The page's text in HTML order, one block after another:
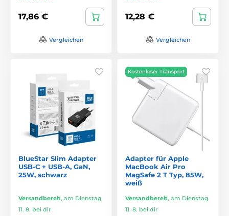
17,86 €
Vergleichen
12,28 €
Vergleichen
BlueStar Slim Adapter
USB-C + USB-A, GaN,
25W, schwarz
Versandbereit, am Dienstag
11. 8. bei dir
Kostenloser Transport
Adapter für Apple
MacBook Air Pro
MagSafe 2 T Typ, 85W,
weiß
Versandbereit, am Dienstag
11. 8. bei dir